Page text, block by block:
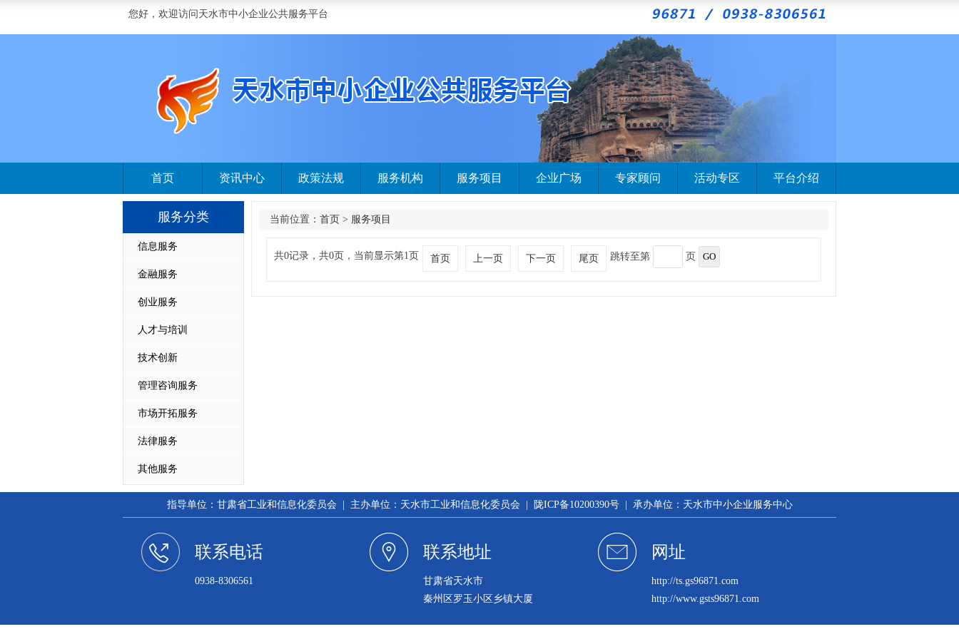
您好，欢迎访问天水市中小企业公共服务平台
首页 资讯中心 政策法规 服务机构 服务项目 企业广场 专家顾问 活动专区 平台介绍
服务分类
信息服务
金融服务
创业服务
人才与培训
技术创新
管理咨询服务
市场开拓服务
法律服务
其他服务
当前位置： 首页 > 服务项目
共0记录，共0页，当前显示第1页 首页 上一页 下一页 尾页 跳转至第 页
指导单位：甘肃省工业和信息化委员会 | 主办单位：天水市工业和信息化委员会 | 陇ICP备10200390号 | 承办单位：天水市中小企业服务中心
联系电话
0938-8306561
联系地址
甘肃省天水市
秦州区罗玉小区乡镇大厦
网址
http://ts.gs96871.com
http://www.gsts96871.com